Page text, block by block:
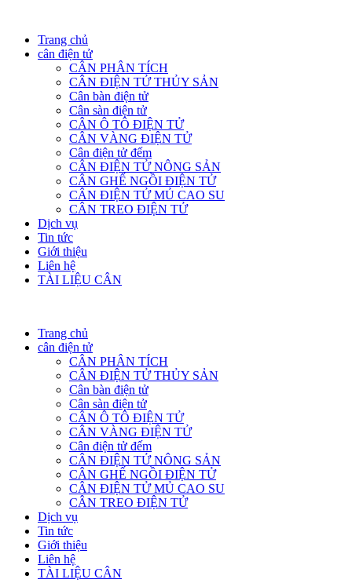
Trang chủ
cân điện tử
CÂN PHÂN TÍCH
CÂN ĐIỆN TỬ THỦY SẢN
Cân bàn điện tử
Cân sàn điện tử
CÂN Ô TÔ ĐIỆN TỬ
CÂN VÀNG ĐIỆN TỬ
Cân điện tử đếm
CÂN ĐIỆN TỬ NÔNG SẢN
CÂN GHẾ NGỒI ĐIỆN TỬ
CÂN ĐIỆN TỬ MỦ CAO SU
CÂN TREO ĐIỆN TỬ
Dịch vụ
Tin tức
Giới thiệu
Liên hệ
TÀI LIỆU CÂN
Trang chủ
cân điện tử
CÂN PHÂN TÍCH
CÂN ĐIỆN TỬ THỦY SẢN
Cân bàn điện tử
Cân sàn điện tử
CÂN Ô TÔ ĐIỆN TỬ
CÂN VÀNG ĐIỆN TỬ
Cân điện tử đếm
CÂN ĐIỆN TỬ NÔNG SẢN
CÂN GHẾ NGỒI ĐIỆN TỬ
CÂN ĐIỆN TỬ MỦ CAO SU
CÂN TREO ĐIỆN TỬ
Dịch vụ
Tin tức
Giới thiệu
Liên hệ
TÀI LIỆU CÂN